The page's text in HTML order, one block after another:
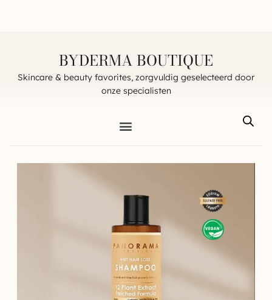
BYDERMA BOUTIQUE
Skincare & beauty favorites, zorgvuldig geselecteerd door
onze specialisten